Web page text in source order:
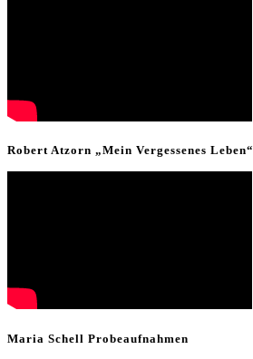
Robert Atzorn „Mein Vergessenes Leben“
Maria Schell Probeaufnahmen